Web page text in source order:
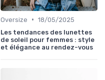
Oversize • 18/05/2025
Les tendances des lunettes
de soleil pour femmes : style
et élégance au rendez-vous